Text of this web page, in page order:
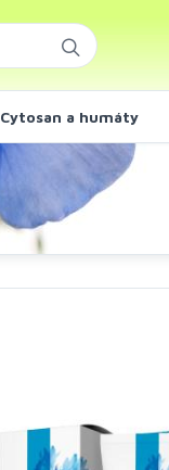
Cytosan a humáty